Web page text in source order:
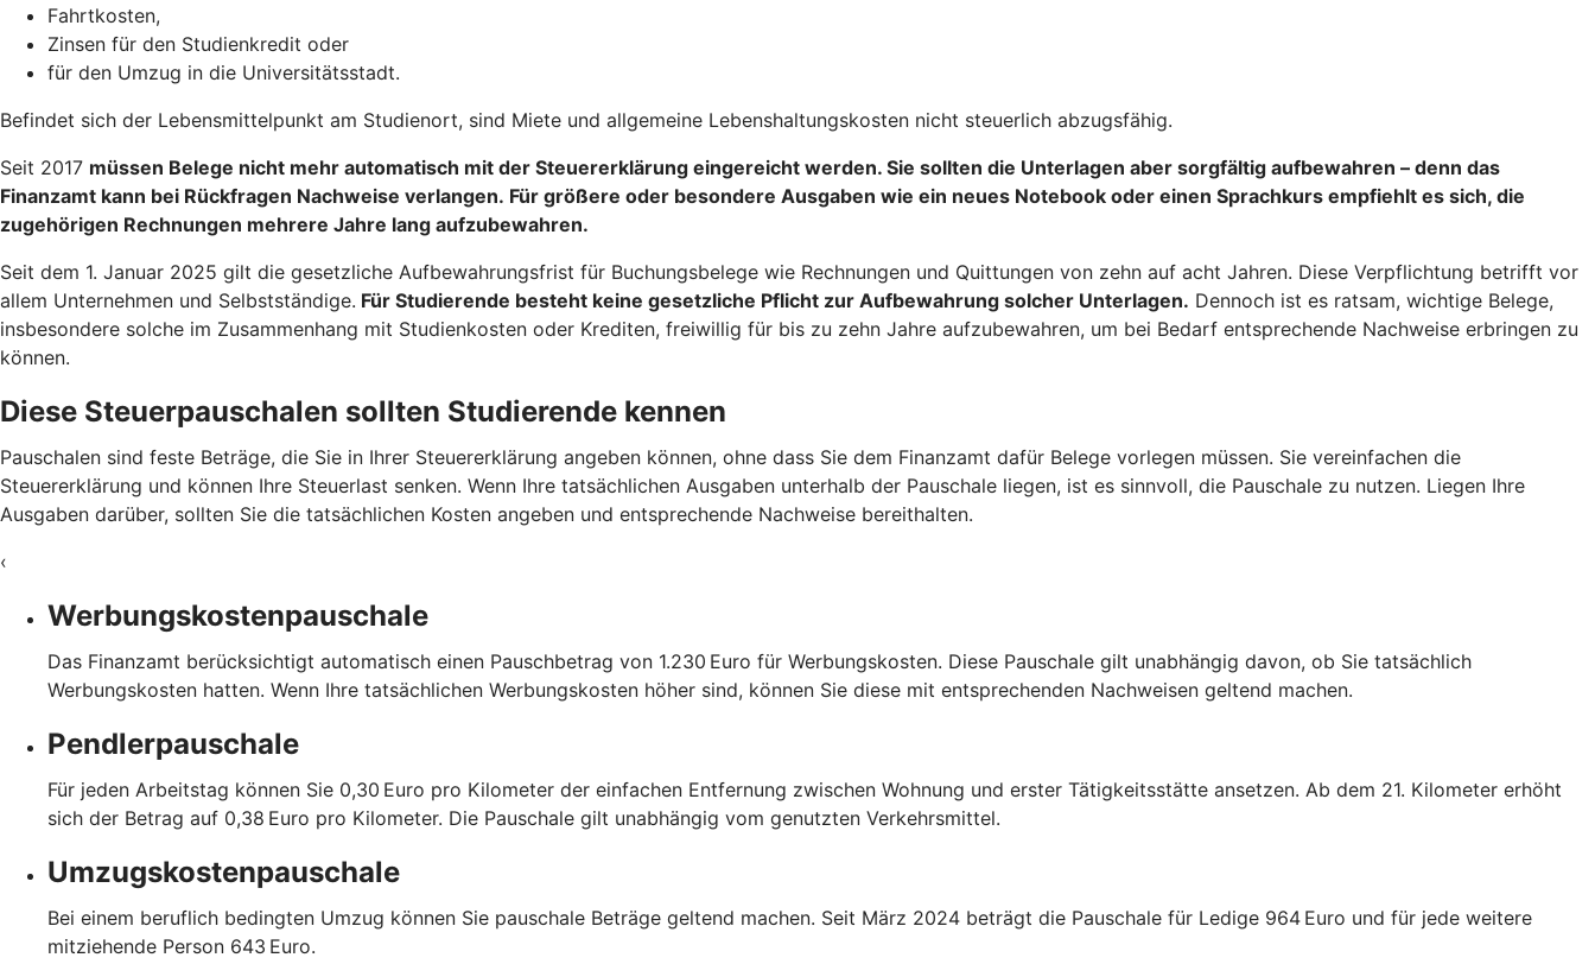
Fahrtkosten,
Zinsen für den Studienkredit oder
für den Umzug in die Universitätsstadt.
Befindet sich der Lebensmittelpunkt am Studienort, sind Miete und allgemeine Lebenshaltungskosten nicht steuerlich abzugsfähig.
Seit 2017 müssen Belege nicht mehr automatisch mit der Steuererklärung eingereicht werden. Sie sollten die Unterlagen aber sorgfältig aufbewahren – denn das
Finanzamt kann bei Rückfragen Nachweise verlangen. Für größere oder besondere Ausgaben wie ein neues Notebook oder einen Sprachkurs empfiehlt es sich, die
zugehörigen Rechnungen mehrere Jahre lang aufzubewahren.
Seit dem 1. Januar 2025 gilt die gesetzliche Aufbewahrungsfrist für Buchungsbelege wie Rechnungen und Quittungen von zehn auf acht Jahren. Diese Verpflichtung betrifft vor
allem Unternehmen und Selbstständige. Für Studierende besteht keine gesetzliche Pflicht zur Aufbewahrung solcher Unterlagen. Dennoch ist es ratsam, wichtige Belege,
insbesondere solche im Zusammenhang mit Studienkosten oder Krediten, freiwillig für bis zu zehn Jahre aufzubewahren, um bei Bedarf entsprechende Nachweise erbringen zu
können.
Diese Steuerpauschalen sollten Studierende kennen
Pauschalen sind feste Beträge, die Sie in Ihrer Steuererklärung angeben können, ohne dass Sie dem Finanzamt dafür Belege vorlegen müssen. Sie vereinfachen die
Steuererklärung und können Ihre Steuerlast senken. Wenn Ihre tatsächlichen Ausgaben unterhalb der Pauschale liegen, ist es sinnvoll, die Pauschale zu nutzen. Liegen Ihre
Ausgaben darüber, sollten Sie die tatsächlichen Kosten angeben und entsprechende Nachweise bereithalten.
‹
Werbungskostenpauschale
Das Finanzamt berücksichtigt automatisch einen Pauschbetrag von 1.230 Euro für Werbungskosten. Diese Pauschale gilt unabhängig davon, ob Sie tatsächlich
Werbungskosten hatten. Wenn Ihre tatsächlichen Werbungskosten höher sind, können Sie diese mit entsprechenden Nachweisen geltend machen.
Pendlerpauschale
Für jeden Arbeitstag können Sie 0,30 Euro pro Kilometer der einfachen Entfernung zwischen Wohnung und erster Tätigkeitsstätte ansetzen. Ab dem 21. Kilometer erhöht
sich der Betrag auf 0,38 Euro pro Kilometer. Die Pauschale gilt unabhängig vom genutzten Verkehrsmittel.
Umzugskostenpauschale
Bei einem beruflich bedingten Umzug können Sie pauschale Beträge geltend machen. Seit März 2024 beträgt die Pauschale für Ledige 964 Euro und für jede weitere
mitziehende Person 643 Euro.